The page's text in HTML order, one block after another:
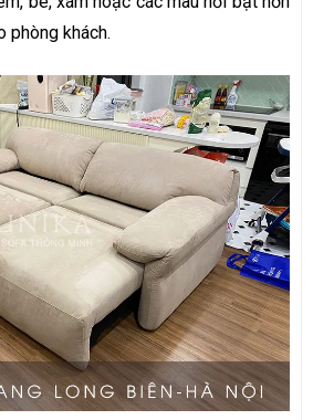
phòng khách.